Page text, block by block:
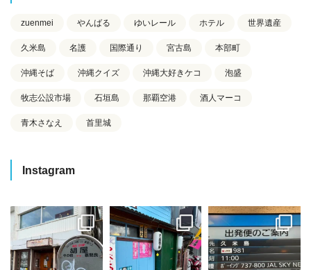
zuenmei やんばる ゆいレール ホテル 世界遺産
久米島 名護 国際通り 宮古島 本部町
沖縄そば 沖縄クイズ 沖縄大好きケコ 泡盛
牧志公設市場 石垣島 那覇空港 酒人マーコ
青木さなえ 首里城
Instagram